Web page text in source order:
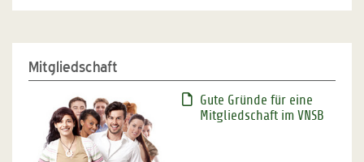
Mitgliedschaft
Gute Gründe für eine
Mitgliedschaft im VNSB